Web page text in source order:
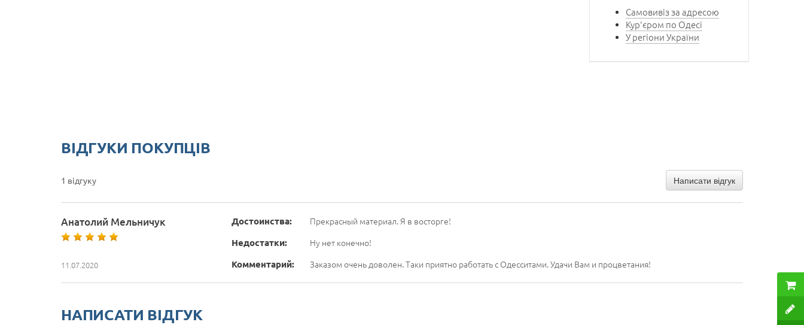
Самовивіз за адресою
Кур'єром по Одесі
У регіони України
ВІДГУКИ ПОКУПЦІВ
1 відгуку Написати відгук
Анатолий Мельничук
11.07.2020
Достоинства:
Прекрасный материал. Я в восторге!
Недостатки:
Ну нет конечно!
Комментарий:
Заказом очень доволен. Таки приятно работать с Одесситами. Удачи Вам и процветания!
НАПИСАТИ ВІДГУК